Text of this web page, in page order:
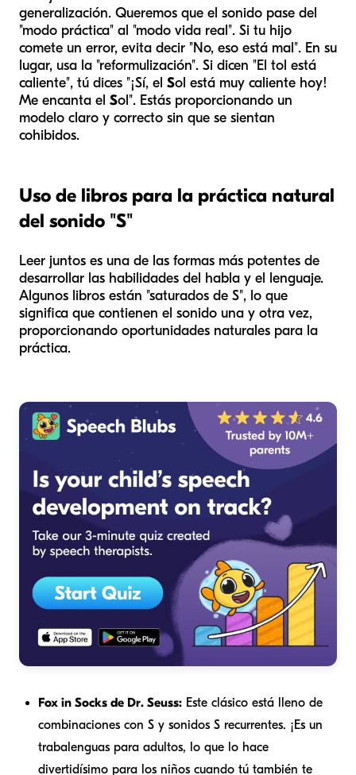
generalización. Queremos que el sonido pase del
"modo práctica" al "modo vida real". Si tu hijo
comete un error, evita decir "No, eso está mal". En su
lugar, usa la "reformulización". Si dicen "El tol está
caliente", tú dices "¡Sí, el Sol está muy caliente hoy!
Me encanta el Sol". Estás proporcionando un
modelo claro y correcto sin que se sientan
cohibidos.
Uso de libros para la práctica natural
del sonido "S"
Leer juntos es una de las formas más potentes de
desarrollar las habilidades del habla y el lenguaje.
Algunos libros están "saturados de S", lo que
significa que contienen el sonido una y otra vez,
proporcionando oportunidades naturales para la
práctica.
Fox in Socks de Dr. Seuss: Este clásico está lleno de
combinaciones con S y sonidos S recurrentes. ¡Es un
trabalenguas para adultos, lo que lo hace
divertidísimo para los niños cuando tú también te